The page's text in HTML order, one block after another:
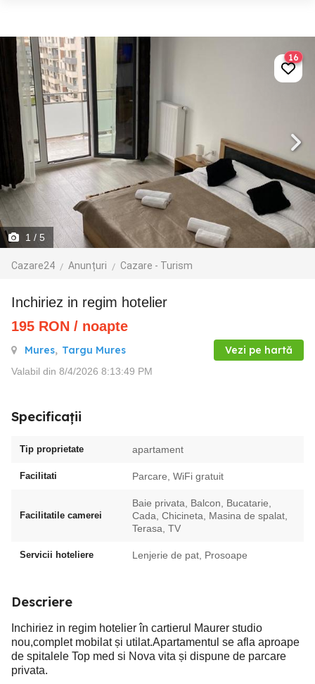
1 / 5
Cazare24 Anunțuri Cazare - Turism
16
Inchiriez in regim hotelier
195 RON / noapte
Mures, Targu Mures Vezi pe hartă
Valabil din 8/4/2026 8:13:49 PM
Specificații
Tip proprietate apartament
Facilitati Parcare, WiFi gratuit
Facilitatile camerei
Baie privata, Balcon, Bucatarie,
Cada, Chicineta, Masina de spalat,
Terasa, TV
Servicii hoteliere Lenjerie de pat, Prosoape
Descriere
Inchiriez in regim hotelier în cartierul Maurer studio
nou,complet mobilat și utilat.Apartamentul se afla aproape
de spitalele Top med si Nova vita și dispune de parcare
privata.